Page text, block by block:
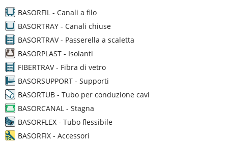
BASORFIL - Canali a filo
BASORTRAY - Canali chiuse
BASORTRAV - Passerella a scaletta
BASORPLAST - Isolanti
FIBERTRAV - Fibra di vetro
BASORSUPPORT - Supporti
BASORTUB - Tubo per conduzione cavi
BASORCANAL - Stagna
BASORFLEX - Tubo flessibile
BASORFIX - Accessori